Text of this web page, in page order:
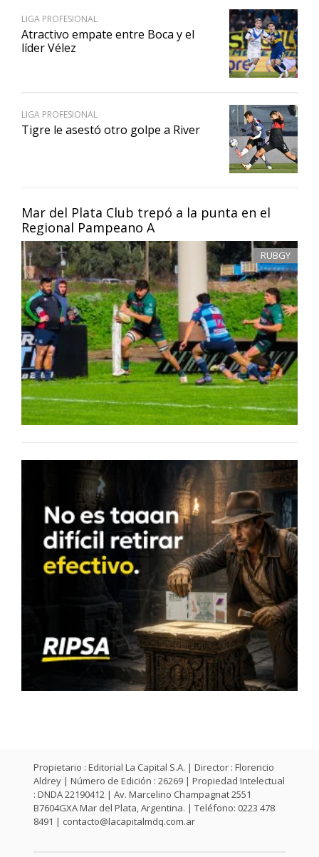
Mar del Plata Club trepó a la punta en el
Regional Pampeano A
RUBGY
LIGA PROFESIONAL
Atractivo empate entre Boca y el
líder Vélez
LIGA PROFESIONAL
Tigre le asestó otro golpe a River
Propietario : Editorial La Capital S.A. | Director : Florencio
Aldrey | Número de Edición : 26269 | Propiedad Intelectual
: DNDA 22190412 | Av. Marcelino Champagnat 2551
B7604GXA Mar del Plata, Argentina. | Teléfono: 0223 478
8491 | contacto@lacapitalmdq.com.ar